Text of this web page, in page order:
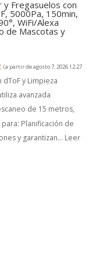
y Fregasuelos con
5000Pa, 150min,
WiFi/Alexa
de Mascotas y
(a partir de agosto 7, 2026 12:27
dToF y Limpieza
avanzada
de 15 metros,
Planificación de
y garantizan... Leer